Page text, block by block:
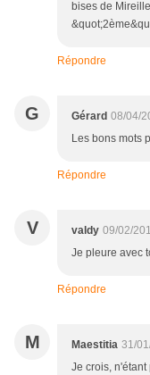
bises de
Répondre
G Gérard 08/04/
Les bons mots
Répondre
V valdy 09/02/
Je pleure avec
Répondre
M Maestitia 31/
Je crois,